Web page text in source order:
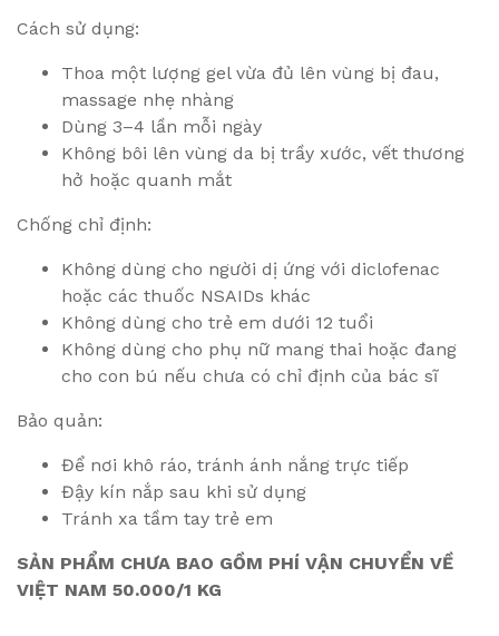
Cách sử dụng:
Thoa một lượng gel vừa đủ lên vùng bị đau,
massage nhẹ nhàng
Dùng 3–4 lần mỗi ngày
Không bôi lên vùng da bị trầy xước, vết thương
hở hoặc quanh mắt
Chống chỉ định:
Không dùng cho người dị ứng với diclofenac
hoặc các thuốc NSAIDs khác
Không dùng cho trẻ em dưới 12 tuổi
Không dùng cho phụ nữ mang thai hoặc đang
cho con bú nếu chưa có chỉ định của bác sĩ
Bảo quản:
Để nơi khô ráo, tránh ánh nắng trực tiếp
Đậy kín nắp sau khi sử dụng
Tránh xa tầm tay trẻ em
SẢN PHẨM CHƯA BAO GỒM PHÍ VẬN CHUYỂN VỀ
VIỆT NAM 50.000/1 KG